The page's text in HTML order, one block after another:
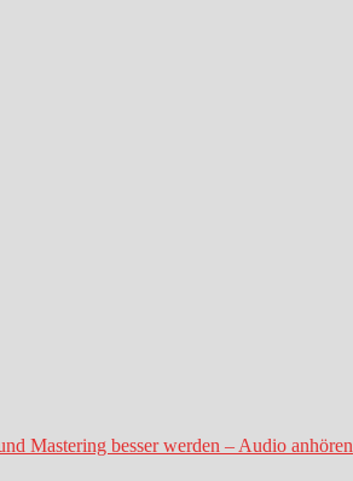
Mastering besser werden – Audio anhören